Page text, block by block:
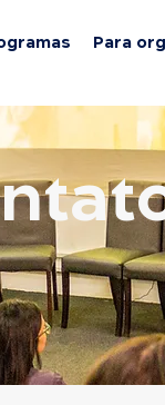
Para